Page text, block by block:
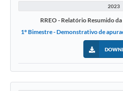
2023
RREO - Relatório Resumido
1º Bimestre - Demonstrativo de